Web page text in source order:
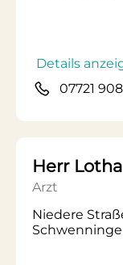
Details
07721
Herr
Arzt
Niedere